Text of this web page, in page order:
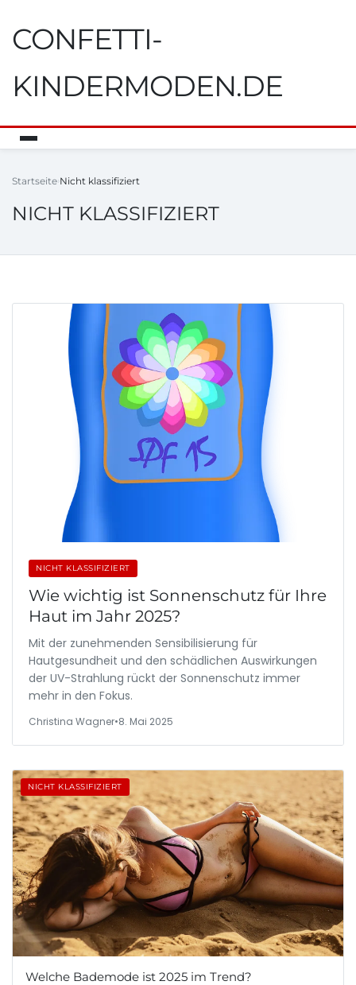
CONFETTI-
KINDERMODEN.DE
Startseite Nicht klassifiziert
NICHT KLASSIFIZIERT
NICHT KLASSIFIZIERT
Wie wichtig ist Sonnenschutz für Ihre
Haut im Jahr 2025?
Mit der zunehmenden Sensibilisierung für
Hautgesundheit und den schädlichen Auswirkungen
der UV-Strahlung rückt der Sonnenschutz immer
mehr in den Fokus.
Christina Wagner•8. Mai 2025
NICHT KLASSIFIZIERT
Welche Bademode ist 2025 im Trend?